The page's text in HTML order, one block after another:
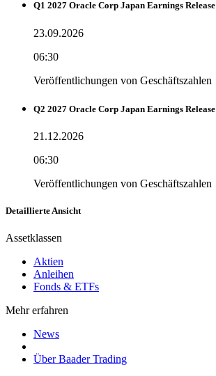
Q1 2027 Oracle Corp Japan Earnings Release
23.09.2026
06:30
Veröffentlichungen von Geschäftszahlen
Q2 2027 Oracle Corp Japan Earnings Release
21.12.2026
06:30
Veröffentlichungen von Geschäftszahlen
Detaillierte Ansicht
Assetklassen
Aktien
Anleihen
Fonds & ETFs
Mehr erfahren
News
Über Baader Trading